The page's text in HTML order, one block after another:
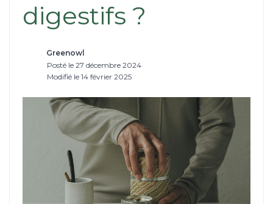
digestifs ?
Greenowl
Posté le 27 décembre 2024
Modifié le 14 février 2025